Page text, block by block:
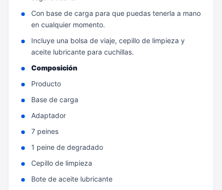
Con base de carga para que puedas tenerla a mano
en cualquier momento.
Incluye una bolsa de viaje, cepillo de limpieza y
aceite lubricante para cuchillas.
Composición
Producto
Base de carga
Adaptador
7 peines
1 peine de degradado
Cepillo de limpieza
Bote de aceite lubricante